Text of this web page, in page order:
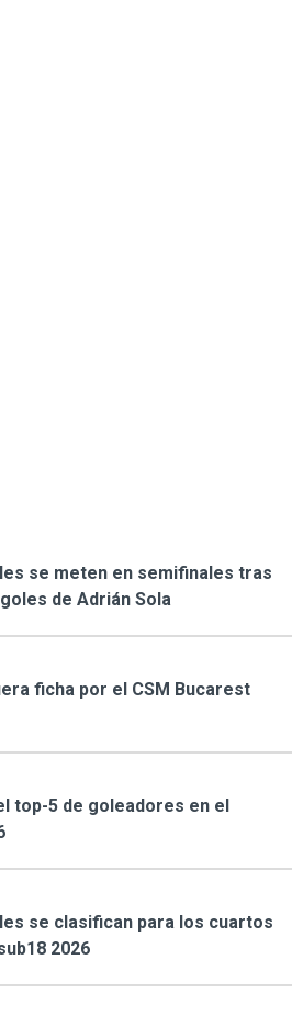
se meten en semifinales tras
de Adrián Sola
ficha por el CSM Bucarest
top-5 de goleadores en el
se clasifican para los cuartos
2026